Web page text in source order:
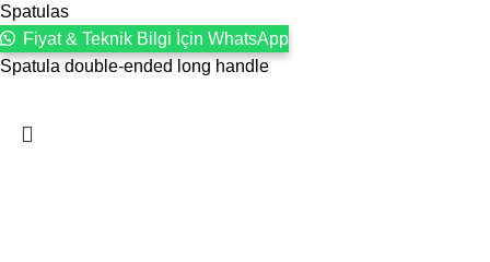
Spatulas
Fiyat & Teknik Bilgi İçin WhatsApp
Spatula double-ended long handle